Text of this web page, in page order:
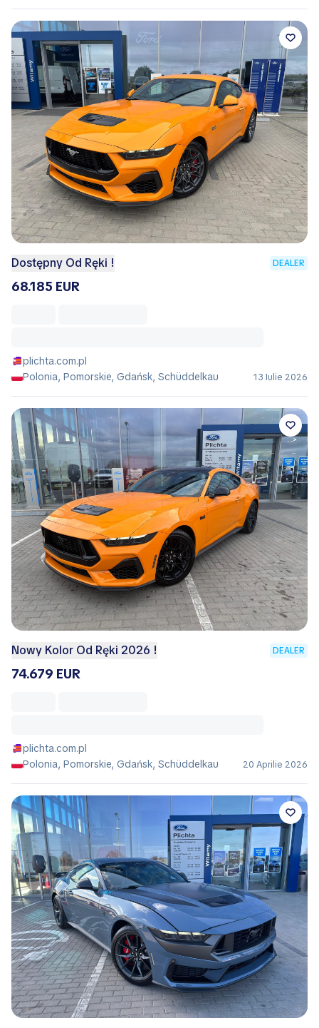
Dostępny Od Ręki ! DEALER
68.185 EUR
plichta.com.pl
Polonia, Pomorskie, Gdańsk, Schüddelkau
13 Iulie 2026
Nowy Kolor Od Ręki 2026 ! DEALER
74.679 EUR
plichta.com.pl
Polonia, Pomorskie, Gdańsk, Schüddelkau
20 Aprilie 2026